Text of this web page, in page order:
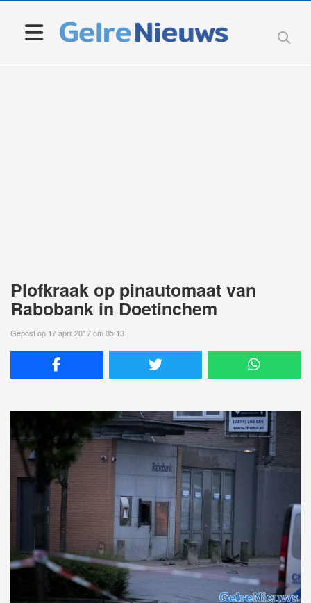
Plofkraak op pinautomaat van
Rabobank in Doetinchem
Gepost op 17 april 2017 om 05:13